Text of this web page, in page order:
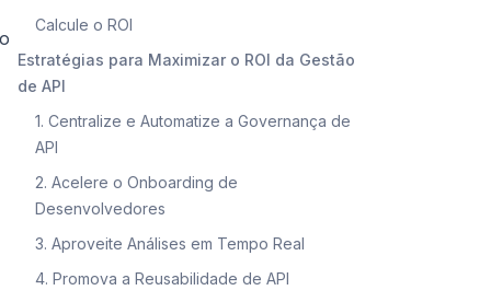
Calcule o ROI
Estratégias para Maximizar o ROI da Gestão
de API
1. Centralize e Automatize a Governança de
API
2. Acelere o Onboarding de
Desenvolvedores
3. Aproveite Análises em Tempo Real
4. Promova a Reusabilidade de API